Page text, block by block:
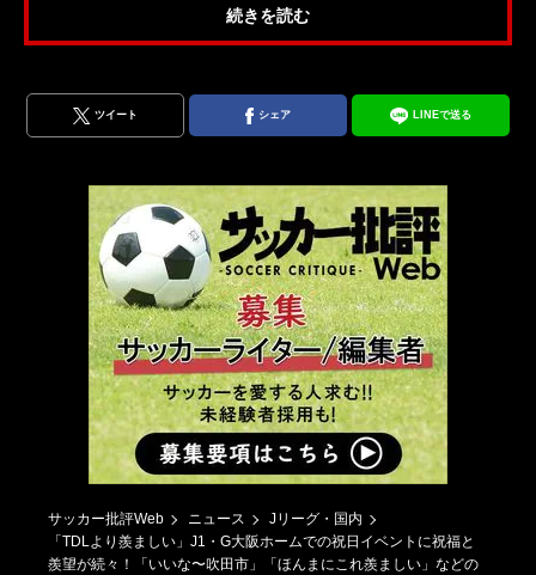
続きを読む
ツイート シェア LINEで送る
サッカー批評Web ニュース
Jリーグ・国内
「TDLより羨ましい」J1・G大阪ホームでの祝日イベントに祝福と
羨望が続々！「いいな〜吹田市」「ほんまにこれ羨ましい」などの